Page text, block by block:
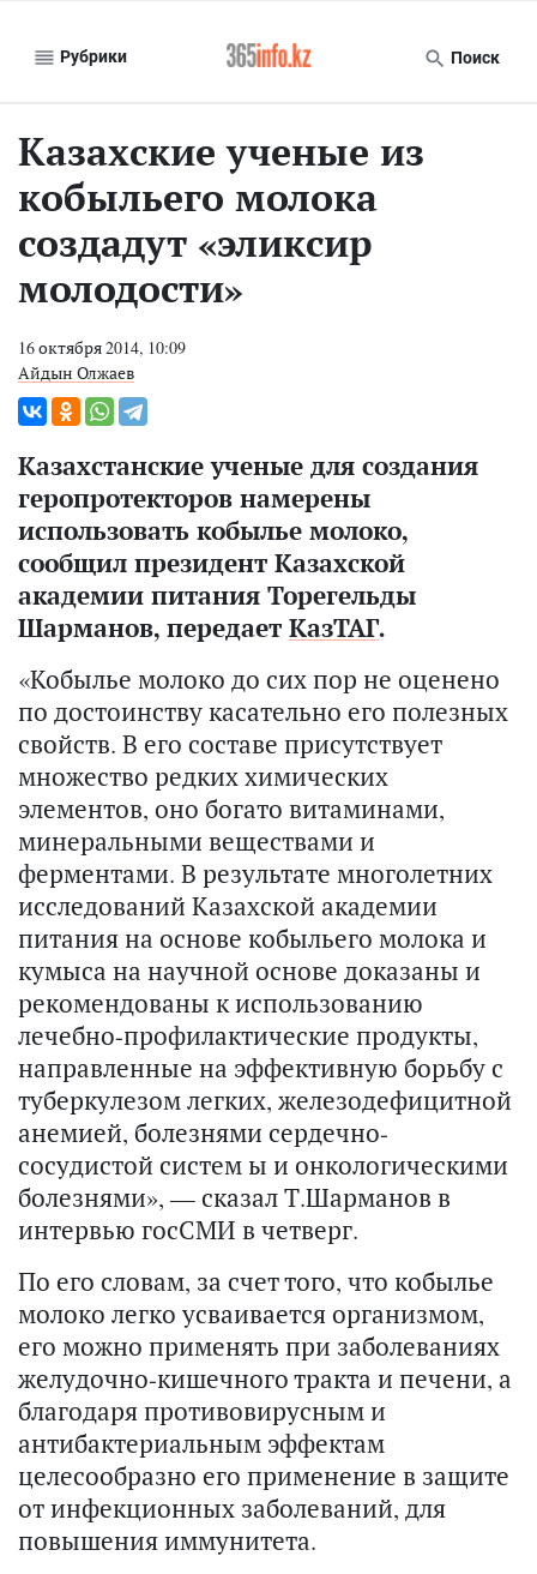
Рубрики Поиск
Казахские ученые из
кобыльего молока
создадут «эликсир
молодости»
16 октября 2014, 10:09
Айдын Олжаев
Казахстанские ученые для создания
геропротекторов намерены
использовать кобылье молоко,
сообщил президент Казахской
академии питания Торегельды
Шарманов, передает КазТАГ.
«Кобылье молоко до сих пор не оценено
по достоинству касательно его полезных
свойств. В его составе присутствует
множество редких химических
элементов, оно богато витаминами,
минеральными веществами и
ферментами. В результате многолетних
исследований Казахской академии
питания на основе кобыльего молока и
кумыса на научной основе доказаны и
рекомендованы к использованию
лечебно-профилактические продукты,
направленные на эффективную борьбу с
туберкулезом легких, железодефицитной
анемией, болезнями сердечно-
сосудистой систем ы и онкологическими
болезнями», — сказал Т.Шарманов в
интервью госСМИ в четверг.
По его словам, за счет того, что кобылье
молоко легко усваивается организмом,
его можно применять при заболеваниях
желудочно-кишечного тракта и печени, а
благодаря противовирусным и
антибактериальным эффектам
целесообразно его применение в защите
от инфекционных заболеваний, для
повышения иммунитета.